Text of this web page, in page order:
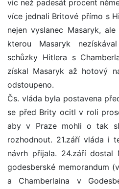
víc než padesát procent
více jednali Britové přímo s
nejen vyslanec Masaryk,
kterou Masaryk
schůzky Hitlera s
získal Masaryk až hotový
odstoupeno.
Čs. vláda byla postavena
se před Brity ocitl v roli
aby v Praze mohli o tak
rozhodnout. 21.září vláda i
návrh přijala. 24.září dostal
godesberské memorandum
a Chamberlaina v